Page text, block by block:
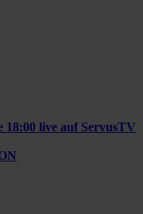
18:00 live auf ServusTV